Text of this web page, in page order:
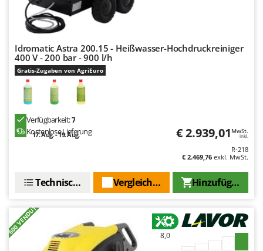
Palumbo Pavi
Partisani
Paterlini
Philips
Pramac
Prismafood
R
R.G.V.
Rato
Redback
Ribimex
Ripartrak
Ritter
Idromatic Astra 200.15 - Heißwasser-Hochdruckreiniger
400 V - 200 bar - 900 l/h
Gratis-Zugaben von AgriEuro
Verfügbarkeit:7
Kostenlose Lieferung
17. Aug. - 19. Aug. € 2.939,01 MwSt.
inkl.
R-218
€ 2.469,76 exkl. MwSt.
Hinzufügen
Vergleichen Sie
Technische Daten
+600 VENDUTI 8,0